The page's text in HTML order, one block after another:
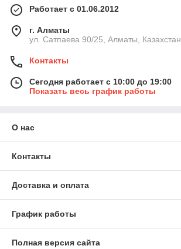
Работаем с официальными дилерами.
Гарантия качества.
ул. Сатпаева 139 уг. ул. Тлендиева.
Режим работы с 10.00 до 19.00
Работает с 01.06.2012
г. Алматы
ул. Сатпаева 90/25, Алматы, Казахстан
Контакты
Сегодня работает с 10:00 до 19:00
Показать весь график работы
О нас
Контакты
Доставка и оплата
График работы
Полная версия сайта